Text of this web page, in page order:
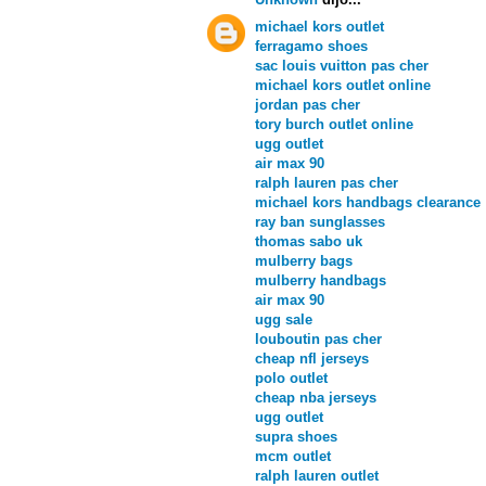
michael kors outlet
ferragamo shoes
sac louis vuitton pas cher
michael kors outlet online
jordan pas cher
tory burch outlet online
ugg outlet
air max 90
ralph lauren pas cher
michael kors handbags clearance
ray ban sunglasses
thomas sabo uk
mulberry bags
mulberry handbags
air max 90
ugg sale
louboutin pas cher
cheap nfl jerseys
polo outlet
cheap nba jerseys
ugg outlet
supra shoes
mcm outlet
ralph lauren outlet